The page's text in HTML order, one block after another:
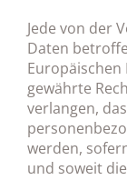
Jede von der
Daten
gewährte
verlangen,
werden,
und soweit